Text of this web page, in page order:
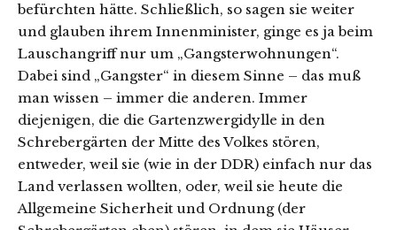
befürchten hätte. Schließlich, so sagen sie weiter
und glauben ihrem Innenminister, ginge es ja beim
Lauschangriff nur um „Gangsterwohnungen“.
Dabei sind „Gangster“ in diesem Sinne – das muß
man wissen – immer die anderen. Immer
diejenigen, die die Gartenzwergidylle in den
Schrebergärten der Mitte des Volkes stören,
entweder, weil sie (wie in der DDR) einfach nur das
Land verlassen wollten, oder, weil sie heute die
Allgemeine Sicherheit und Ordnung (der